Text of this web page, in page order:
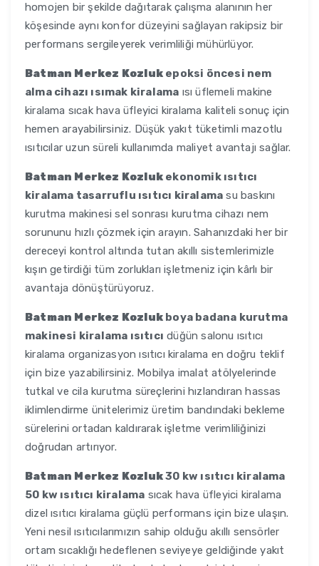
homojen bir şekilde dağıtarak çalışma alanının her
köşesinde aynı konfor düzeyini sağlayan rakipsiz bir
performans sergileyerek verimliliği mühürlüyor.
Batman Merkez Kozluk epoksi öncesi nem
alma cihazı ısımak kiralama ısı üflemeli makine
kiralama sıcak hava üfleyici kiralama kaliteli sonuç için
hemen arayabilirsiniz. Düşük yakıt tüketimli mazotlu
ısıtıcılar uzun süreli kullanımda maliyet avantajı sağlar.
Batman Merkez Kozluk ekonomik ısıtıcı
kiralama tasarruflu ısıtıcı kiralama su baskını
kurutma makinesi sel sonrası kurutma cihazı nem
sorununu hızlı çözmek için arayın. Sahanızdaki her bir
dereceyi kontrol altında tutan akıllı sistemlerimizle
kışın getirdiği tüm zorlukları işletmeniz için kârlı bir
avantaja dönüştürüyoruz.
Batman Merkez Kozluk boya badana kurutma
makinesi kiralama ısıtıcı düğün salonu ısıtıcı
kiralama organizasyon ısıtıcı kiralama en doğru teklif
için bize yazabilirsiniz. Mobilya imalat atölyelerinde
tutkal ve cila kurutma süreçlerini hızlandıran hassas
iklimlendirme ünitelerimiz üretim bandındaki bekleme
sürelerini ortadan kaldırarak işletme verimliliğinizi
doğrudan artırıyor.
Batman Merkez Kozluk30 kw ısıtıcı kiralama
50 kw ısıtıcı kiralama sıcak hava üfleyici kiralama
dizel ısıtıcı kiralama güçlü performans için bize ulaşın.
Yeni nesil ısıtıcılarımızın sahip olduğu akıllı sensörler
ortam sıcaklığı hedeflenen seviyeye geldiğinde yakıt